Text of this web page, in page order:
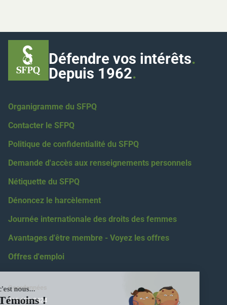
Défendre vos intérêts.
Depuis 1962.
Organigramme du SFPQ
Contacter le SFPQ
Politique de confidentialité du SFPQ
Demande d'accès aux renseignements personnels
Nétiquette du SFPQ
Dénoncez le harcèlement
Journée internationale des droits des femmes
Avantages d'être membre - Voyez les offres
Offres d'emploi
Coordonnées
418 623-2424